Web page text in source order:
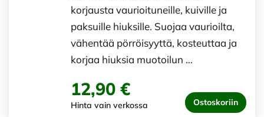
korjausta vaurioituneille, kuiville ja
paksuille hiuksille. Suojaa vaurioilta,
vähentää pörröisyyttä, kosteuttaa ja
korjaa hiuksia muotoilun …
12,90 €
Hinta vain verkossa Ostoskoriin